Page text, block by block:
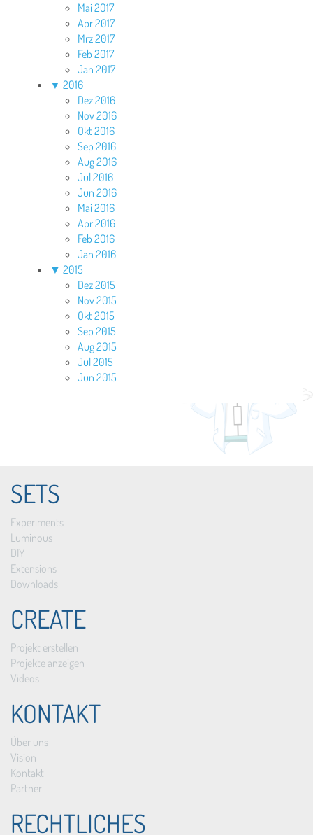
Mai 2017
Apr 2017
Mrz 2017
Feb 2017
Jan 2017
▼ 2016
Dez 2016
Nov 2016
Okt 2016
Sep 2016
Aug 2016
Jul 2016
Jun 2016
Mai 2016
Apr 2016
Feb 2016
Jan 2016
▼ 2015
Dez 2015
Nov 2015
Okt 2015
Sep 2015
Aug 2015
Jul 2015
Jun 2015
SETS
Experiments
Luminous
DIY
Extensions
Downloads
CREATE
Projekt erstellen
Projekte anzeigen
Videos
KONTAKT
Über uns
Vision
Kontakt
Partner
RECHTLICHES